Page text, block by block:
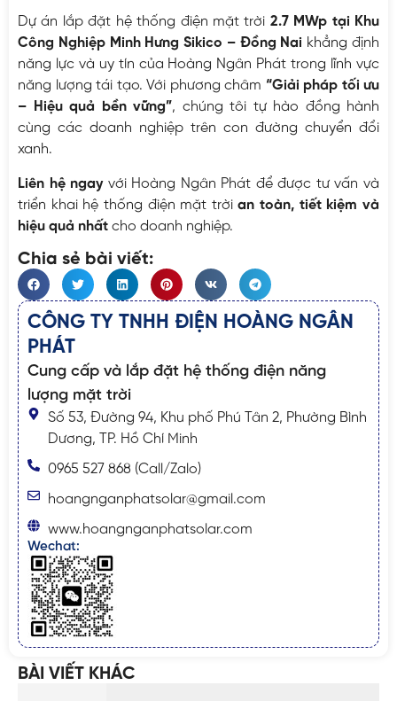
Dự án lắp đặt hệ thống điện mặt trời 2.7 MWp tại Khu
Công Nghiệp Minh Hưng Sikico – Đồng Nai khẳng định
năng lực và uy tín của Hoàng Ngân Phát trong lĩnh vực
năng lượng tái tạo. Với phương châm “Giải pháp tối ưu
– Hiệu quả bền vững”, chúng tôi tự hào đồng hành
cùng các doanh nghiệp trên con đường chuyển đổi
xanh.
Liên hệ ngayvới Hoàng Ngân Phát để được tư vấn và
triển khai hệ thống điện mặt trờian toàn, tiết kiệm và
hiệu quả nhất cho doanh nghiệp.
Chia sẻ bài viết:
CÔNG TY TNHH ĐIỆN HOÀNG NGÂN
PHÁT
Cung cấp và lắp đặt hệ thống điện năng
lượng mặt trời
Số 53, Đường 94, Khu phố Phú Tân 2, Phường Bình
Dương, TP. Hồ Chí Minh
0965 527 868 (Call/Zalo)
hoangnganphatsolar@gmail.com
www.hoangnganphatsolar.com
Wechat:
BÀI VIẾT KHÁC